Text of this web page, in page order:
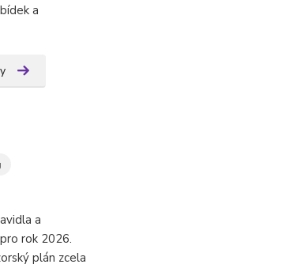
a
a
rok 2026.
plán zcela